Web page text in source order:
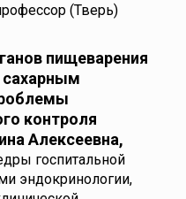
(Тверь)
пищеварения
сахарным
контроля
Алексеевна,
госпитальной
эндокринологии,